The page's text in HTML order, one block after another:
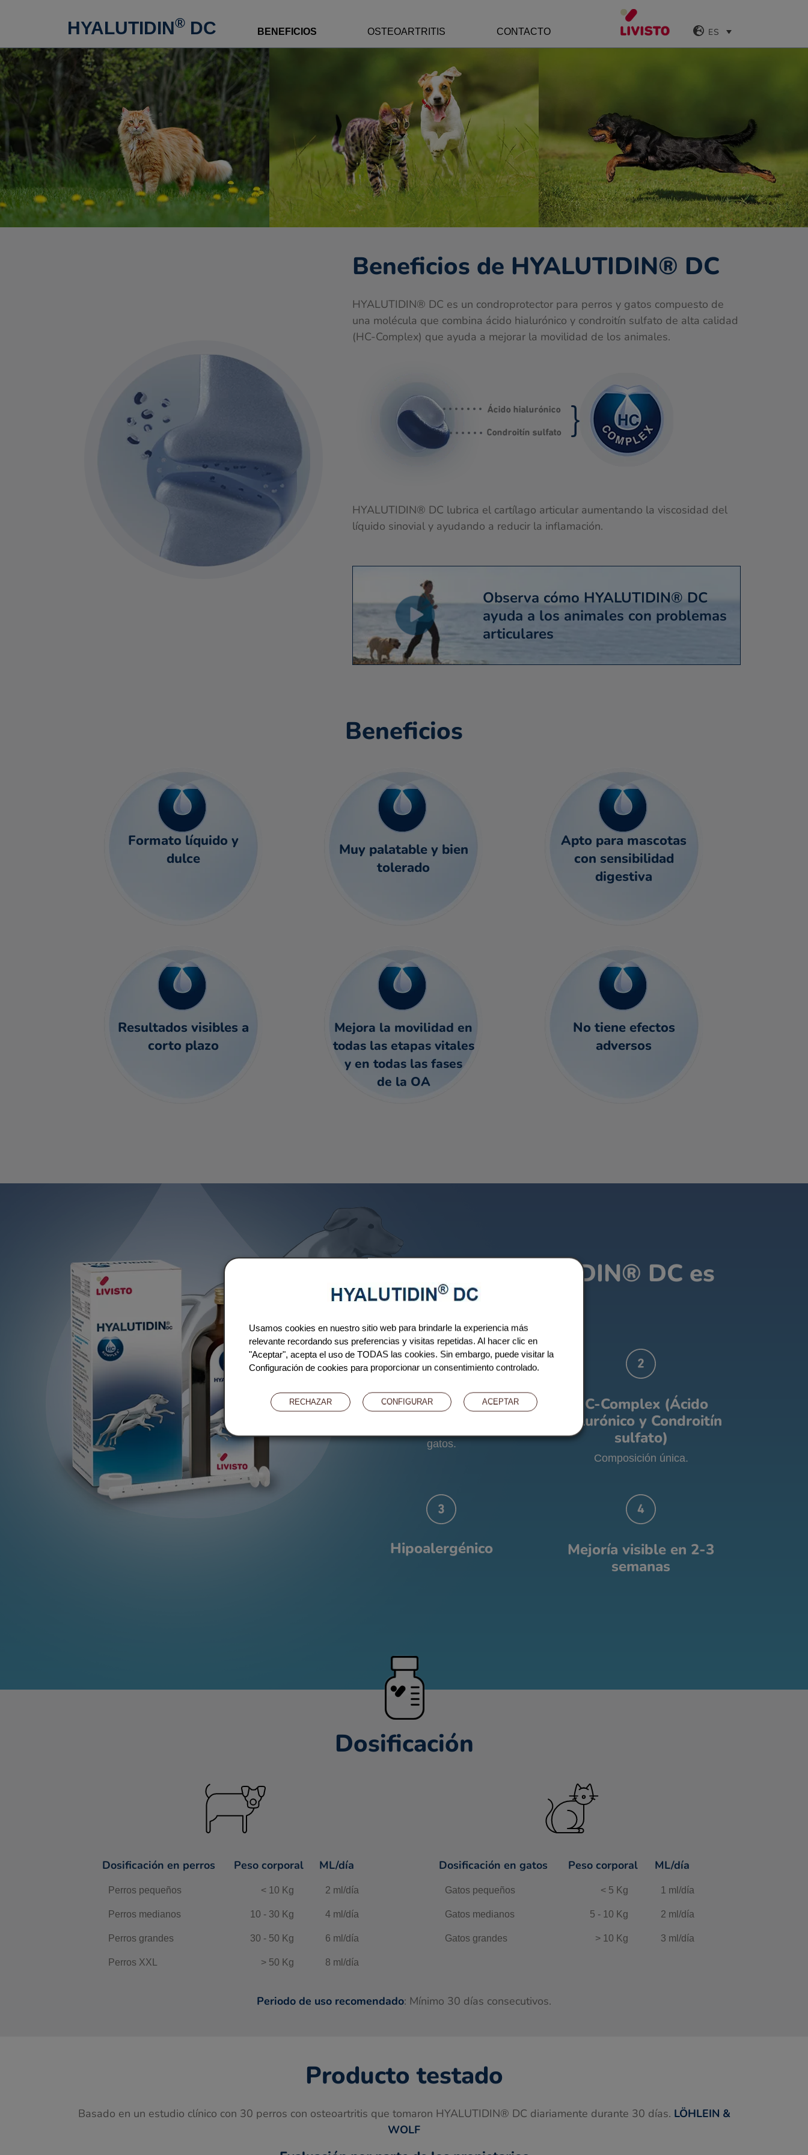
HYALUTIDIN® DC BENEFICIOS OSTEOARTRITIS CONTACTO ES
Beneficios de HYALUTIDIN® DC
HYALUTIDIN® DC es un condroprotector para perros y gatos compuesto de
una molécula que combina ácido hialurónico y condroitín sulfato de alta calidad
(HC-Complex) que ayuda a mejorar la movilidad de los animales.
HYALUTIDIN® DC lubrica el cartílago articular aumentando la viscosidad del
líquido sinovial y ayudando a reducir la inflamación.
Observa cómo HYALUTIDIN® DC
ayuda a los animales con problemas
articulares
Beneficios
Formato líquido y
dulce
Muy palatable y bien
tolerado
Apto para mascotas
con sensibilidad
digestiva
Resultados visibles a
corto plazo
Mejora la movilidad en
todas las etapas vitales
y en todas las fases
de la OA
No tiene efectos
adversos
¿Por qué HYALUTIDIN® DC es
Líquido y palatable
gatos.
HC-Complex (Ácido
hialurónico y Condroitín
sulfato)
Composición única.
Hipoalergénico
Mejoría visible en 2-3
semanas
Dosificación
Dosificación en perros Peso corporal ML/día
Perros pequeños < 10 Kg 2 ml/día
Perros medianos 10 - 30 Kg 4 ml/día
Perros grandes 30 - 50 Kg 6 ml/día
Perros XXL > 50 Kg 8 ml/día
Dosificación en gatos Peso corporal ML/día
Gatos pequeños < 5 Kg 1 ml/día
Gatos medianos 5 - 10 Kg 2 ml/día
Gatos grandes > 10 Kg 3 ml/día
Periodo de uso recomendado: Mínimo 30 días consecutivos.
Producto testado
Basado en un estudio clínico con 30 perros con osteoartritis que tomaron HYALUTIDIN® DC diariamente durante 30 días. LÖHLEIN &
WOLF
Usamos cookies en nuestro sitio web para brindarle la experiencia más
relevante recordando sus preferencias y visitas repetidas. Al hacer clic en
"Aceptar", acepta el uso de TODAS las cookies. Sin embargo, puede visitar la
Configuración de cookies para proporcionar un consentimiento controlado.
RECHAZAR CONFIGURAR ACEPTAR